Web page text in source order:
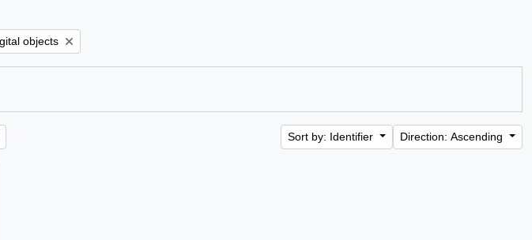
filter:objects
Sort by: Identifier Direction: Ascending